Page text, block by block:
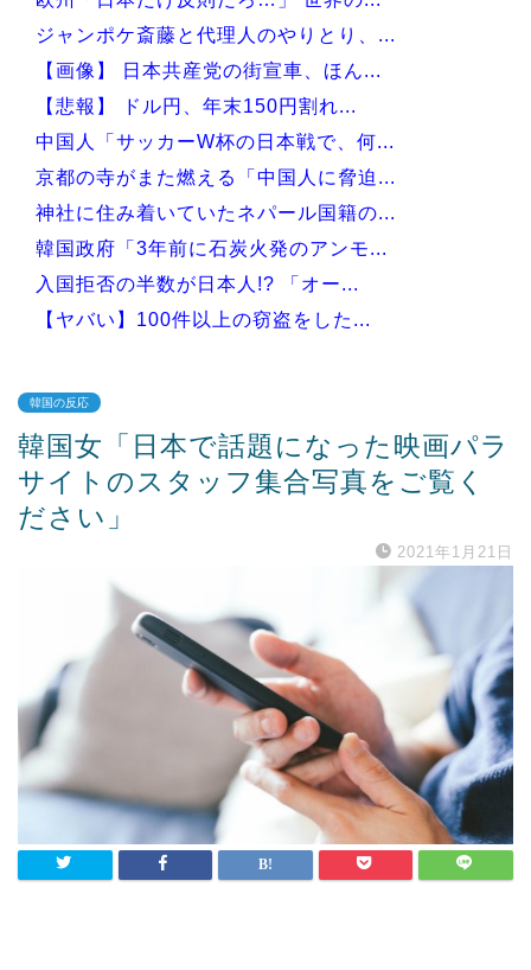
ジャンポケ斎藤と代理人のやりとり、...
【画像】 日本共産党の街宣車、ほん...
【悲報】 ドル円、年末150円割れ...
中国人「サッカーW杯の日本戦で、何...
京都の寺がまた燃える「中国人に脅迫...
神社に住み着いていたネパール国籍の...
韓国政府「3年前に石炭火発のアンモ...
入国拒否の半数が日本人!? 「オー...
【ヤバい】100件以上の窃盗をした...
Powered by livedoor 相互RSS
韓国の反応
韓国女「日本で話題になった映画パラ
サイトのスタッフ集合写真をご覧く
ださい」
2021年1月21日